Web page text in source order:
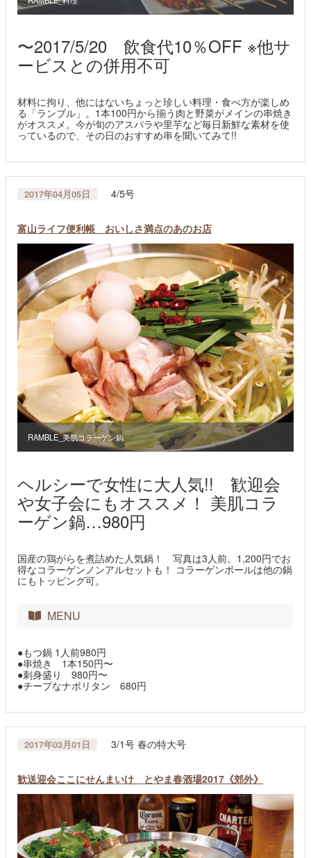
〜2017/5/20 飲食代10％OFF ※他サ
ービスとの併用不可
材料に拘り、他にはないちょっと珍しい料理・食べ方が楽しめ
る「ランブル」。1本100円から揃う肉と野菜がメインの串焼き
がオススメ。今が旬のアスパラや里芋など毎日新鮮な素材を使
っているので、その日のおすすめ串を聞いてみて!!
2017年04月05日 4/5号
富山ライフ便利帳 おいしさ満点のあのお店
RAMBLE_美肌コラーゲン鍋
ヘルシーで女性に大人気!! 歓迎会
や女子会にもオススメ！ 美肌コラ
ーゲン鍋…980円
国産の鶏がらを煮詰めた人気鍋！ 写真は3人前。1,200円でお
得なコラーゲンノンアルセットも！ コラーゲンボールは他の鍋
にもトッピング可。
MENU
●もつ鍋 1人前980円
●串焼き 1本150円〜
●刺身盛り 980円〜
●チープなナポリタン 680円
2017年03月01日 3/1号 春の特大号
歓送迎会ここにせんまいけ とやま春酒場2017《郊外》